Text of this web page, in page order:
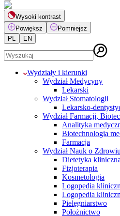
Wysoki kontrast
Powiększ
Pomniejsz
PL
EN
Wydziały i kierunki
Wydział Medycyny
Lekarski
Wydział Stomatologii
Lekarsko-
Wydział Farmacji,
Analityka
Biotechnologia
Farmacja
Wydział Nauk o Zdrowiu
Dietetyka kliniczna
Fizjoterapia
Kosmetologia
Logopedia
Logopedia
Pielęgniarstwo
Położnictwo